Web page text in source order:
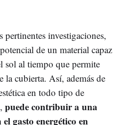
pertinentes investigaciones,
de un material capaz
sol al tiempo que permite
la cubierta. Así, además de
en todo tipo de
puede contribuir a una
gasto energético en